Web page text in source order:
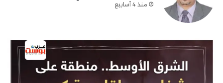
منذ 4 أسابيع